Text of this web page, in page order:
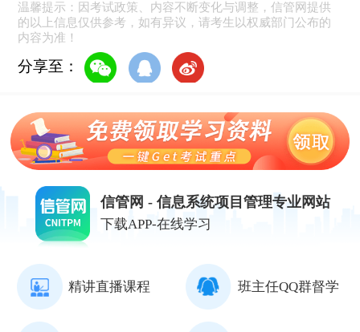
温馨提示：因考试政策、内容不断变化与调整，信管网提供
的以上信息仅供参考，如有异议，请考生以权威部门公布的
内容为准！
分享至：
信管网 - 信息系统项目管理专业网站
下载APP-在线学习
精讲直播课程 班主任QQ群督学